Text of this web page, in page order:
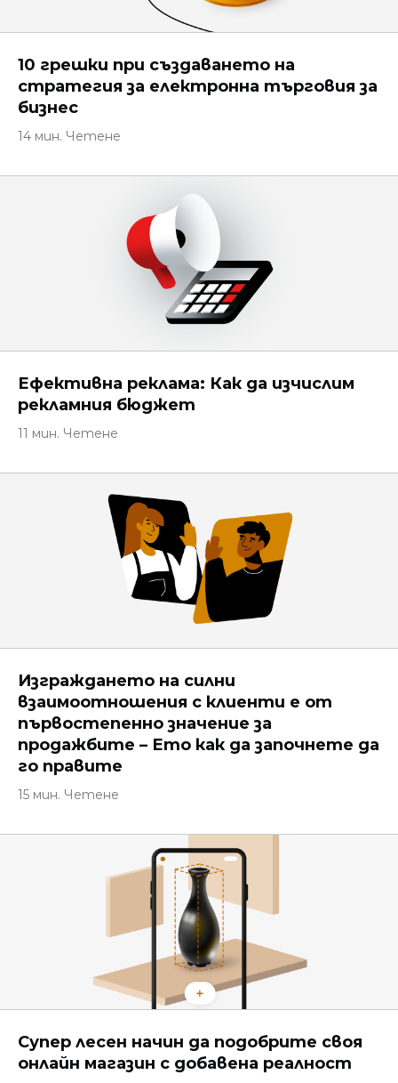
10 грешки при създаването на
стратегия за електронна търговия за
бизнес
14 мин. Четене
Ефективна реклама: Как да изчислим
рекламния бюджет
11 мин. Четене
Изграждането на силни
взаимоотношения с клиенти е от
първостепенно значение за
продажбите – Ето как да започнете да
го правите
15 мин. Четене
Супер лесен начин да подобрите своя
онлайн магазин с добавена реалност